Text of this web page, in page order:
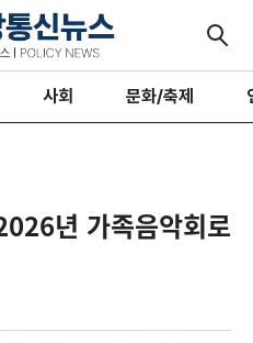
사회 문화/축제
년 가족음악회로